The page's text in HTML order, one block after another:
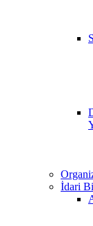
İdari